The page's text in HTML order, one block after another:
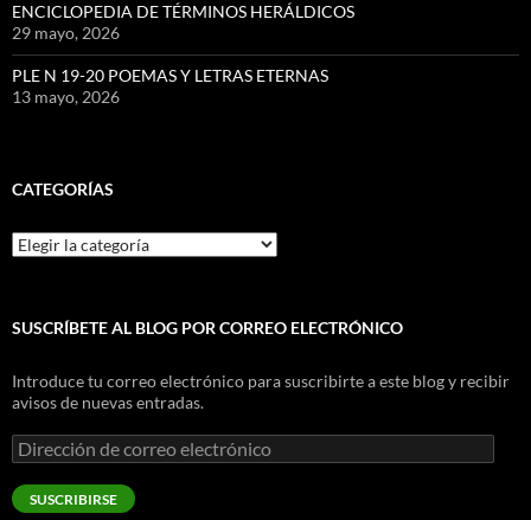
ENCICLOPEDIA DE TÉRMINOS HERÁLDICOS
29 mayo, 2026
PLE N 19-20 POEMAS Y LETRAS ETERNAS
13 mayo, 2026
CATEGORÍAS
Categorías
SUSCRÍBETE AL BLOG POR CORREO ELECTRÓNICO
Introduce tu correo electrónico para suscribirte a este blog y recibir
avisos de nuevas entradas.
Dirección
de
correo
electrónico
SUSCRIBIRSE